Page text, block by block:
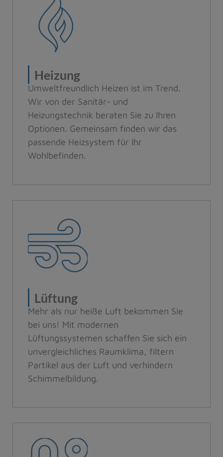
Heizung
Umweltfreundlich Heizen ist im Trend.
Wir von der Sanitär- und
Heizungstechnik beraten Sie zu Ihren
Optionen. Gemeinsam finden wir das
passende Heizsystem für Ihr
Wohlbefinden.
Lüftung
Mehr als nur heiße Luft bekommen Sie
bei uns! Mit modernen
Lüftungssystemen schaffen Sie sich ein
unvergleichliches Raumklima, filtern
Partikel aus der Luft und verhindern
Schimmelbildung.